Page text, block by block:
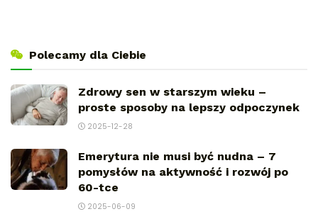
Polecamy dla Ciebie
Zdrowy sen w starszym wieku –
proste sposoby na lepszy odpoczynek
2025-12-28
Emerytura nie musi być nudna – 7
pomysłów na aktywność i rozwój po
60-tce
2025-06-09